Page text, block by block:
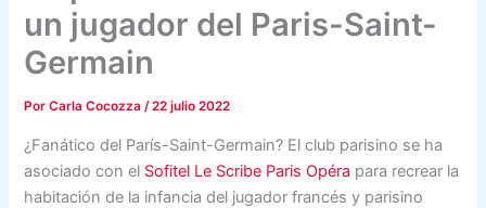
un jugador del Paris-Saint-
Germain
PorCarla Cocozza/22 julio 2022
¿Fanático del París-Saint-Germain? El club parisino se ha
asociado con el Sofitel Le Scribe Paris Opéra para recrear la
habitación de la infancia del jugador francés y parisino